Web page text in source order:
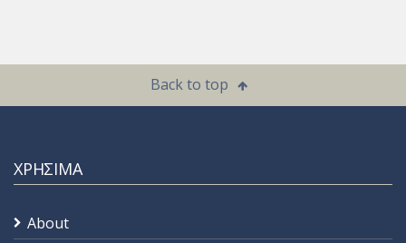
Back to top
ΧΡΗΣΙΜΑ
About